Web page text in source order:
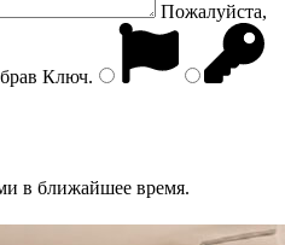
Пожалуйста,
Ключ.
в ближайшее время.